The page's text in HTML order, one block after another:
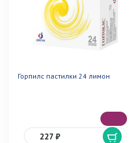
Горпилс пастилки 24 лимон
227 ₽